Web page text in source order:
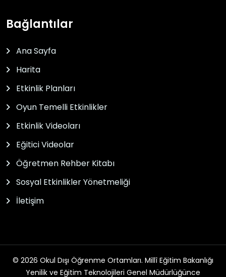
Bağlantılar
Ana Sayfa
Harita
Etkinlik Planları
Oyun Temelli Etkinlikler
Etkinlik Videoları
Eğitici Videolar
Öğretmen Rehber Kitabı
Sosyal Etkinlikler Yönetmeliği
İletişim
© 2026 Okul Dışı Öğrenme Ortamları. Millî Eğitim Bakanlığı
Yenilik ve Eğitim Teknolojileri Genel Müdürlüğünce